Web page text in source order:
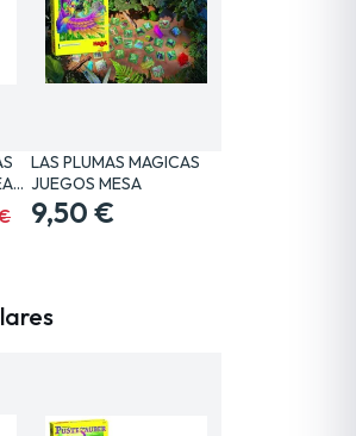
LAS PLUMAS MAGICAS
JUEGOS MESA
9,50 €